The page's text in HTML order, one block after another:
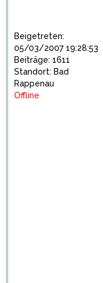
Beigetreten:
05/03/2007 19:28:53
Beiträge: 1611
Standort: Bad
Rappenau
Offline